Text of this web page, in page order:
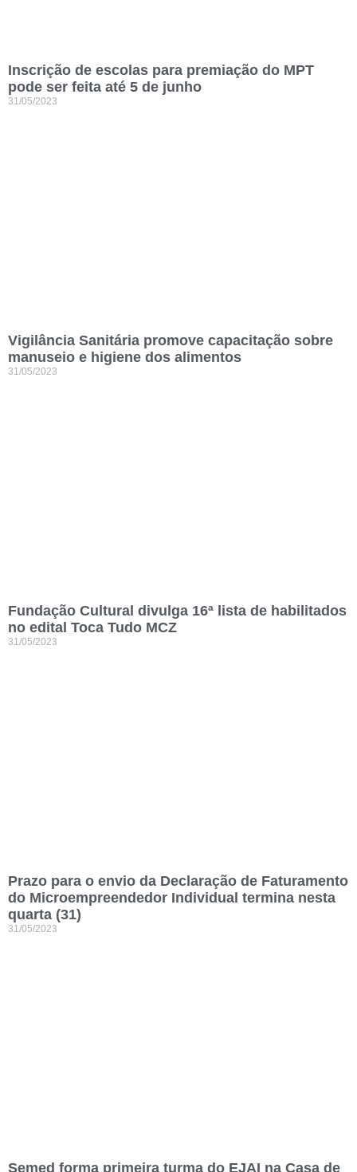
Inscrição de escolas para premiação do MPT
pode ser feita até 5 de junho
31/05/2023
Vigilância Sanitária promove capacitação sobre
manuseio e higiene dos alimentos
31/05/2023
Fundação Cultural divulga 16ª lista de habilitados
no edital Toca Tudo MCZ
31/05/2023
Prazo para o envio da Declaração de Faturamento
do Microempreendedor Individual termina nesta
quarta (31)
31/05/2023
Semed forma primeira turma do EJAI na Casa de